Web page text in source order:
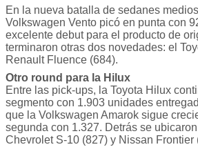
En la nueva batalla de sedanes
Volkswagen Vento picó en punta con
excelente debut para el producto de
terminaron otras dos novedades: el
Renault Fluence (684).
Otro round para la Hilux
Entre las pick-ups, la Toyota Hilux
segmento con 1.903 unidades
que la Volkswagen Amarok sigue
segunda con 1.327. Detrás se
Chevrolet S-10 (827) y Nissan Frontier